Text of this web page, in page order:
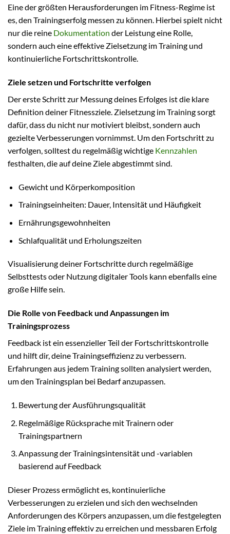
Eine der größten Herausforderungen im Fitness-Regime ist
es, den Trainingserfolg messen zu können. Hierbei spielt nicht
nur die reine Dokumentation der Leistung eine Rolle,
sondern auch eine effektive Zielsetzung im Training und
kontinuierliche Fortschrittskontrolle.
Ziele setzen und Fortschritte verfolgen
Der erste Schritt zur Messung deines Erfolges ist die klare
Definition deiner Fitnessziele. Zielsetzung im Training sorgt
dafür, dass du nicht nur motiviert bleibst, sondern auch
gezielte Verbesserungen vornimmst. Um den Fortschritt zu
verfolgen, solltest du regelmäßig wichtige Kennzahlen
festhalten, die auf deine Ziele abgestimmt sind.
Gewicht und Körperkomposition
Trainingseinheiten: Dauer, Intensität und Häufigkeit
Ernährungsgewohnheiten
Schlafqualität und Erholungszeiten
Visualisierung deiner Fortschritte durch regelmäßige
Selbsttests oder Nutzung digitaler Tools kann ebenfalls eine
große Hilfe sein.
Die Rolle von Feedback und Anpassungen im
Trainingsprozess
Feedback ist ein essenzieller Teil der Fortschrittskontrolle
und hilft dir, deine Trainingseffizienz zu verbessern.
Erfahrungen aus jedem Training sollten analysiert werden,
um den Trainingsplan bei Bedarf anzupassen.
Bewertung der Ausführungsqualität
Regelmäßige Rücksprache mit Trainern oder
Trainingspartnern
Anpassung der Trainingsintensität und -variablen
basierend auf Feedback
Dieser Prozess ermöglicht es, kontinuierliche
Verbesserungen zu erzielen und sich den wechselnden
Anforderungen des Körpers anzupassen, um die festgelegten
Ziele im Training effektiv zu erreichen und messbaren Erfolg